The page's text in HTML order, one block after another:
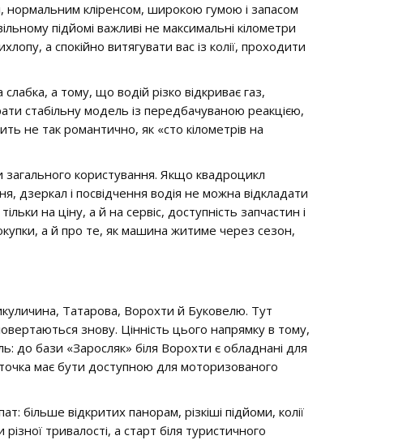
нормальним кліренсом, широкою гумою і запасом
підйомі важливі не максимальні кілометри
а спокійно витягувати вас із колії, проходити
а тому, що водій різко відкриває газ,
стабільну модель із передбачуваною реакцією,
не так романтично, як «сто кілометрів на
загального користування. Якщо квадроцикл
дзеркал і посвідчення водія не можна відкладати
на ціну, а й на сервіс, доступність запчастин і
а й про те, як машина житиме через сезон,
Татарова, Ворохти й Буковелю. Тут
повертаються знову. Цінність цього напрямку в тому,
до бази «Заросляк» біля Ворохти є обладнані для
має бути доступною для моторизованого
відкритих панорам, різкіші підйоми, колії
тривалості, а старт біля туристичного